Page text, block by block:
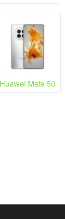
Huawei Mate 50